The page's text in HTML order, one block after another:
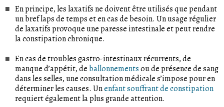
En principe, les laxatifs ne doivent être utilisés que pendant
un bref laps de temps et en cas de besoin. Un usage régulier
de laxatifs provoque une paresse intestinale et peut rendre
la constipation chronique.
En cas de troubles gastro-intestinaux récurrents, de
manque d’appétit, deballonnementsou de présence de sang
dans les selles, une consultation médicale s’impose pour en
déterminer les causes. Unenfant souffrant de constipation
requiert également la plus grande attention.